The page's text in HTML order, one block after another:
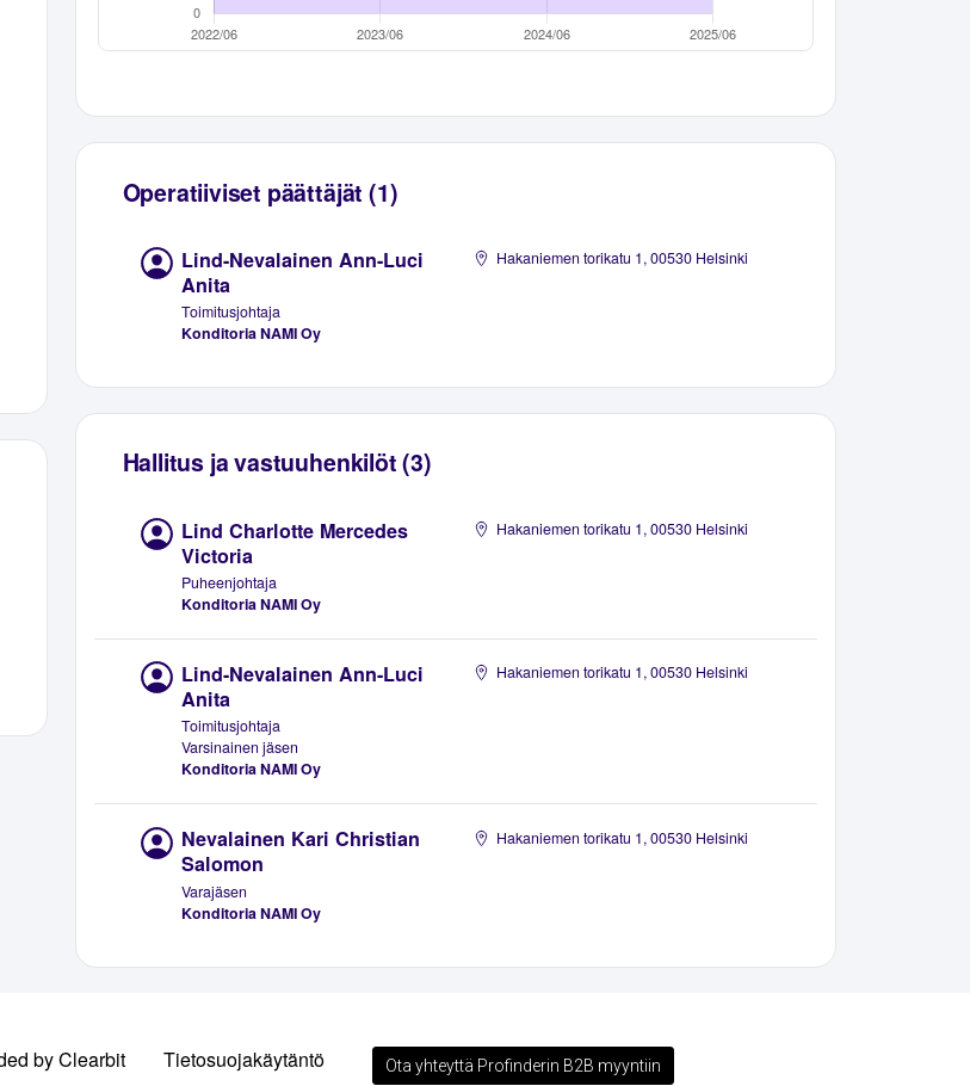
Operatiiviset päättäjät (1)
Lind-Nevalainen Ann-Luci
Anita
Toimitusjohtaja
Konditoria NAMI Oy
Hakaniemen torikatu 1, 00530 Helsinki
Hallitus ja vastuuhenkilöt (3)
Lind Charlotte Mercedes
Victoria
Puheenjohtaja
Konditoria NAMI Oy
Hakaniemen torikatu 1, 00530 Helsinki
Lind-Nevalainen Ann-Luci
Anita
Toimitusjohtaja
Varsinainen jäsen
Konditoria NAMI Oy
Hakaniemen torikatu 1, 00530 Helsinki
Nevalainen Kari Christian
Salomon
Varajäsen
Konditoria NAMI Oy
Hakaniemen torikatu 1, 00530 Helsinki
by Clearbit Tietosuojakäytäntö Ota yhteyttä Profinderin B2B myyntiin